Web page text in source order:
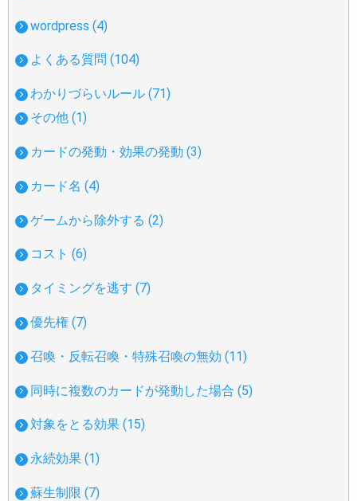
wordpress (4)
よくある質問 (104)
わかりづらいルール (71)
その他 (1)
カードの発動・効果の発動 (3)
カード名 (4)
ゲームから除外する (2)
コスト (6)
タイミングを逃す (7)
優先権 (7)
召喚・反転召喚・特殊召喚の無効 (11)
同時に複数のカードが発動した場合 (5)
対象をとる効果 (15)
永続効果 (1)
蘇生制限 (7)